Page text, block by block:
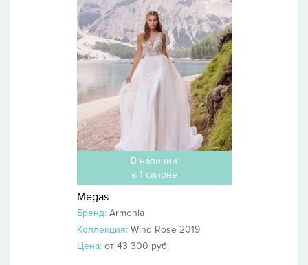
В наличии
в 1 салоне
Megas
Бренд: Armonia
Коллекция: Wind Rose 2019
Цена: от 43 300 руб.